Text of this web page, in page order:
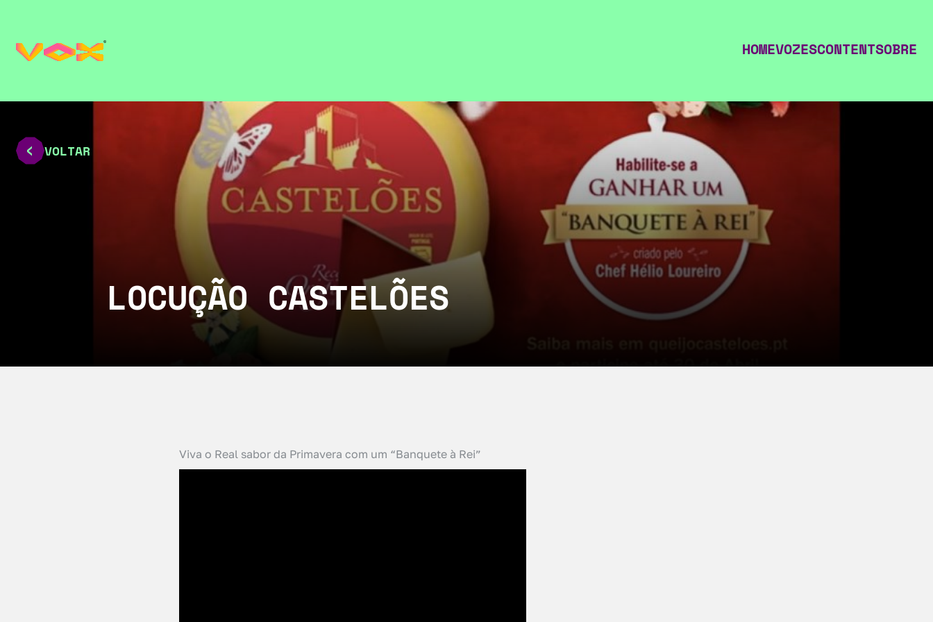
HOMEVOZESCONTENTSOBRE
VOLTAR
LOCUÇÃO CASTELÕES
Viva o Real sabor da Primavera com um “Banquete à Rei”